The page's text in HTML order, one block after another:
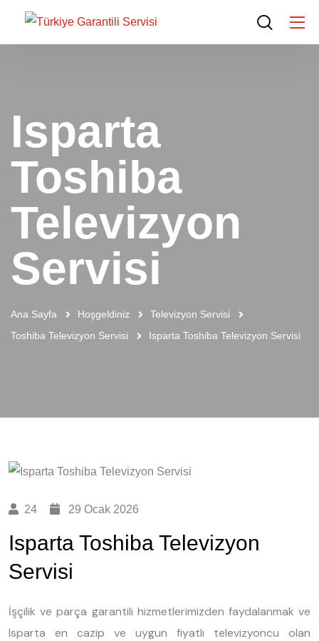
Isparta
Toshiba
Televizyon
Servisi
Ana Sayfa Hoşgeldiniz
Televizyon Servisi
Toshiba Televizyon Servisi
Isparta Toshiba Televizyon Servisi
24 29 Ocak 2026
Isparta Toshiba Televizyon
Servisi
İşçilik ve parça garantili hizmetlerimizden faydalanmak ve
Isparta en cazip ve uygun fiyatlı televizyoncu olan